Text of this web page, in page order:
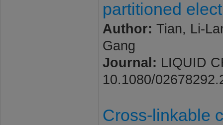
partitioned
Author: Tian, Li-
Gang
Journal: LIQUID
10.1080/
Cross-linkable